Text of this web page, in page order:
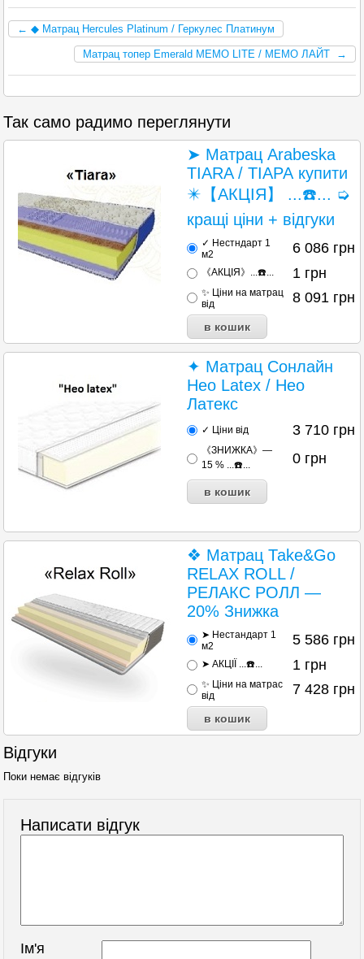
← ◆ Матрац Hercules Platinum / Геркулес Платинум
Матрац топер Emerald MEMO LITE / МЕМО ЛАЙТ →
Так само радимо переглянути
➤ Матрац Arabeska
TIARA / ТІАРА купити
✴️【АКЦІЯ】 ...☎️... ➭
кращі ціни + відгуки
✓ Нестндарт 1
м2
6 086 грн
《АКЦІЯ》...☎️... 1 грн
✨ Ціни на матрац
від
8 091 грн
✦ Матрац Сонлайн
Нео Latex / Нео
Латекс
✓ Ціни від 3 710 грн
《ЗНИЖКА》—
15 % ...☎️...
0 грн
❖ Матрац Таke&Go
RELAX ROLL /
РЕЛАКС РОЛЛ —
20% Знижка
➤ Нестандарт 1
м2
5 586 грн
➤ АКЦІЇ ...☎️... 1 грн
✨ Ціни на матраc
від
7 428 грн
Відгуки
Поки немає відгуків
Написати відгук
Ім'я